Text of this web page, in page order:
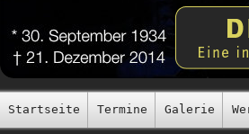
Startseite Termine Galerie